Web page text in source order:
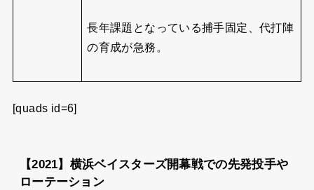
長年課題となっている捕手固定、代打陣
の育成が急務。
[quads id=6]
【2021】横浜ベイスターズ開幕戦での先発投手や
ローテーション